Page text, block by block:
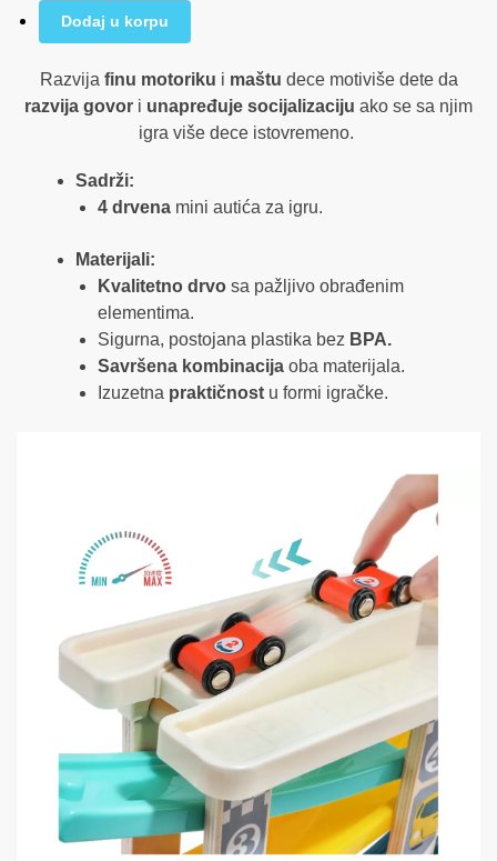
Dodaj u korpu
Razvija finu motoriku i maštu dece motiviše dete da
razvija govor i unapređuje socijalizaciju ako se sa njim
igra više dece istovremeno.
Sadrži:
4 drvena mini autića za igru.
Materijali:
Kvalitetno drvo sa pažljivo obrađenim
elementima.
Sigurna, postojana plastika bez BPA.
Savršena kombinacija oba materijala.
Izuzetna praktičnost u formi igračke.